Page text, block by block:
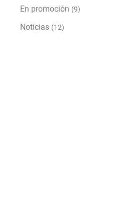
En promoción (9)
Noticias (12)